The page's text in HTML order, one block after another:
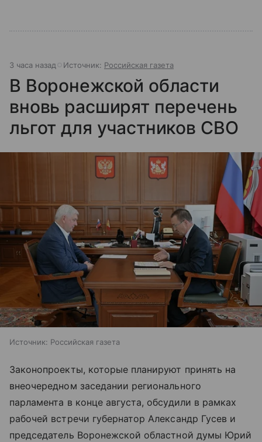
3 часа назад Источник: Российская газета
В Воронежской области
вновь расширят перечень
льгот для участников СВО
Источник: Российская газета
Законопроекты, которые планируют принять на
внеочередном заседании регионального
парламента в конце августа, обсудили в рамках
рабочей встречи губернатор Александр Гусев и
председатель Воронежской областной думы Юрий